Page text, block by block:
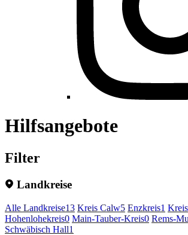
Hilfsangebote
Filter
Landkreise
Alle Landkreise13 Kreis Calw5 Enzkreis1
Hohenlohekreis0 Main-Tauber-Kreis0 Rems-
Schwäbisch Hall1